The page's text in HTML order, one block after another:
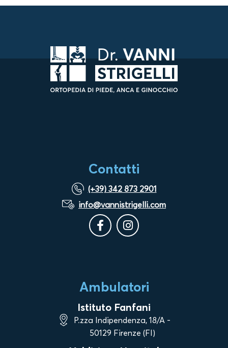
Contatti
(+39) 342 873 2901
info@vannistrigelli.com
Ambulatori
Istituto Fanfani
P.zza Indipendenza, 18/A -
50129 Firenze (FI)